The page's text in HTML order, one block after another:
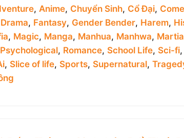
, Anime, Chuyển Sinh, Cổ Đại,
Drama, Fantasy, Gender Bender, Harem,
, Magic, Manga, Manhua, Manhwa,
Psychological, Romance, School Life, Sci-fi,
, Slice of life, Sports, Supernatural,